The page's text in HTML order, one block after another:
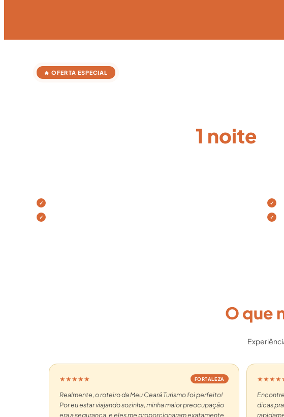
🔥 OFERTA ESPECIAL
1 noite
O que
★★★★★ FORTALEZA
Realmente, o roteiro da Meu Ceará Turismo foi perfeito!
Por eu estar viajando sozinha, minha maior preocupação
era a segurança, e eles me proporcionaram exatamente
dicas